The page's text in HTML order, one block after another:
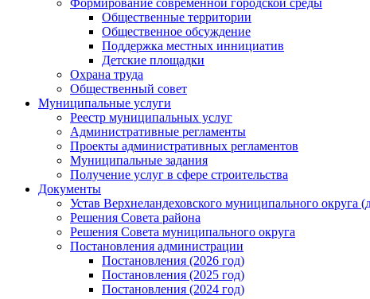
Формирование современной городской среды
Общественные территории
Общественное обсуждение
Поддержка местных иннициатив
Детские площадки
Охрана труда
Общественный совет
Муниципальные услуги
Реестр муниципальных услуг
Административные регламенты
Проекты административных регламентов
Муниципальные задания
Получение услуг в сфере строительства
Документы
Устав Верхнеландеховского муниципального округа
Решения Совета района
Решения Совета муниципального округа
Постановления администрации
Постановления (2026 год)
Постановления (2025 год)
Постановления (2024 год)